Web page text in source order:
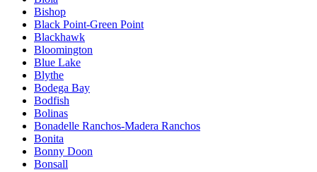
Bishop
Black Point-Green Point
Blackhawk
Bloomington
Blue Lake
Blythe
Bodega Bay
Bodfish
Bolinas
Bonadelle Ranchos-Madera Ranchos
Bonita
Bonny Doon
Bonsall